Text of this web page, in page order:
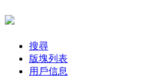
搜尋
版塊列表
用戶信息